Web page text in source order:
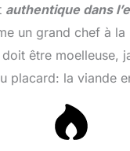
authentique dans
un grand chef à
être moelleuse,
placard: la viande